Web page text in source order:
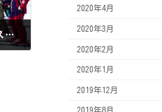
「かぐらサマースキーキャンプ」スタート！！
2020年4月
2020年3月
2020年2月
2020年1月
2019年12月